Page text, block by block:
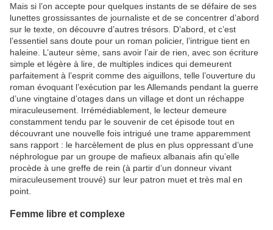
Mais si l’on accepte pour quelques instants de se défaire de ses
lunettes grossissantes de journaliste et de se concentrer d’abord
sur le texte, on découvre d’autres trésors. D’abord, et c’est
l’essentiel sans doute pour un roman policier, l’intrigue tient en
haleine. L’auteur sème, sans avoir l’air de rien, avec son écriture
simple et légère à lire, de multiples indices qui demeurent
parfaitement à l’esprit comme des aiguillons, telle l’ouverture du
roman évoquant l’exécution par les Allemands pendant la guerre
d’une vingtaine d’otages dans un village et dont un réchappe
miraculeusement. Irrémédiablement, le lecteur demeure
constamment tendu par le souvenir de cet épisode tout en
découvrant une nouvelle fois intrigué une trame apparemment
sans rapport : le harcèlement de plus en plus oppressant d’une
néphrologue par un groupe de mafieux albanais afin qu’elle
procède à une greffe de rein (à partir d’un donneur vivant
miraculeusement trouvé) sur leur patron muet et très mal en
point.
Femme libre et complexe